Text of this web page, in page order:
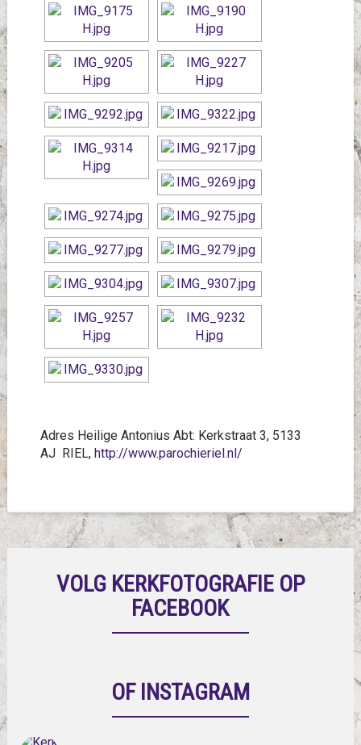
Adres Heilige Antonius Abt: Kerkstraat 3, 5133
AJ RIEL, http://www.parochieriel.nl/
VOLG KERKFOTOGRAFIE OP
FACEBOOK
OF INSTAGRAM